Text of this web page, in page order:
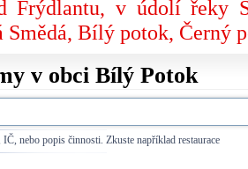
Frýdlantu, v údolí řeky
Smědá, Bílý potok, Černý
v obci Bílý Potok
IČ, nebo popis činnosti. Zkuste například restaurace